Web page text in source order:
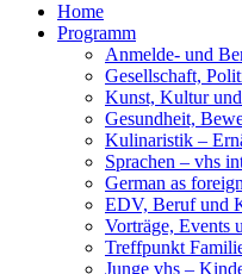
Home
Programm
Anmelde- und
Gesellschaft,
Kunst, Kultur
Gesundheit,
Kulinaristik –
Sprachen – vhs
German as
EDV, Beruf und
Vorträge, Events
Treffpunkt
Junge vhs –